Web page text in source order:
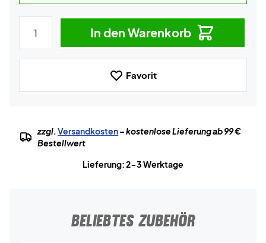
In den Warenkorb
Favorit
zzgl.Versandkosten– kostenlose Lieferung ab 99 €
Bestellwert
Lieferung: 2-3 Werktage
BELIEBTES ZUBEHÖR